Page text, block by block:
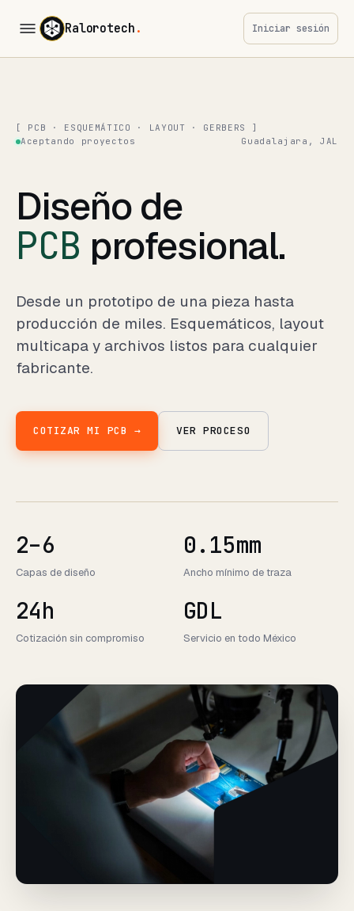
Ralorotech . Iniciar sesión
[ PCB · ESQUEMÁTICO · LAYOUT · GERBERS ]
Aceptando proyectos
Guadalajara, JAL
Diseño de
PCB profesional.
Desde un prototipo de una pieza hasta
producción de miles. Esquemáticos, layout
multicapa y archivos listos para cualquier
fabricante.
COTIZAR MI PCB → VER PROCESO
2–6
Capas de diseño
0.15mm
Ancho mínimo de traza
24h
Cotización sin compromiso
GDL
Servicio en todo México